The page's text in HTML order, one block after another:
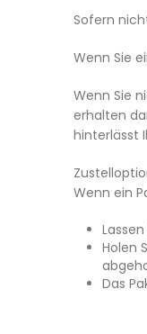
Sofern
Wenn Sie
Wenn Sie
erhalten
hinterlässt
Wenn ein
Holen
Das